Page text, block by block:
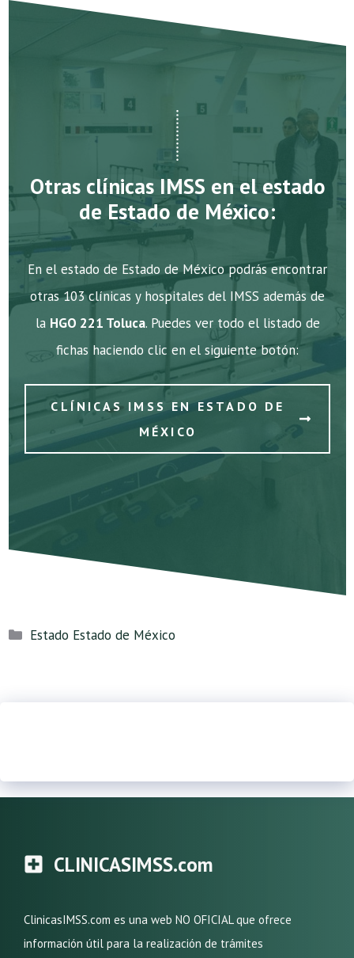
Otras clínicas IMSS en el estado
de Estado de México:
En el estado de Estado de México podrás encontrar
otras 103 clínicas y hospitales del IMSS además de
la HGO 221 Toluca. Puedes ver todo el listado de
fichas haciendo clic en el siguiente botón:
CLÍNICAS IMSS EN ESTADO DE
MÉXICO
Categorías
Estado Estado de México
CLINICASIMSS.com
ClinicasIMSS.com es una web NO OFICIAL que ofrece
información útil para la realización de trámites